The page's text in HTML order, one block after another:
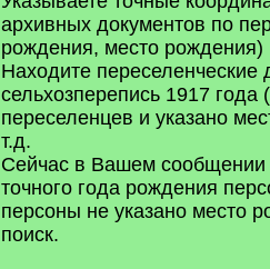
архивных документов по
рождения, место рождения)
Находите переселенческие
сельхозперепись 1917 года
переселенцев и указано
т.д.
Сейчас в Вашем сообщении
точного года рождения
персоны не указано место
поиск.